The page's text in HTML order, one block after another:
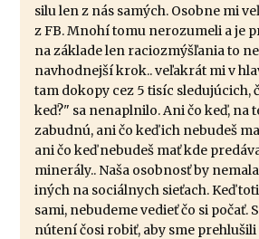
silu len z nás samých. Osobne mi
z FB. Mnohí tomu nerozumeli a je
na základe len raciozmýšľania to
navhodnejší krok.. veľakrát mi v
tam dokopy cez 5 tisíc sledujúcich,
keď?" sa nenaplnilo. Ani čo keď, na
zabudnú, ani čo keď ich nebudeš
ani čo keď nebudeš mať kde
minerály.. Naša osobnosť by
iných na sociálnych sieťach. Keď
sami, nebudeme vedieť čo si počať.
nútení čosi robiť, aby sme prehlušili